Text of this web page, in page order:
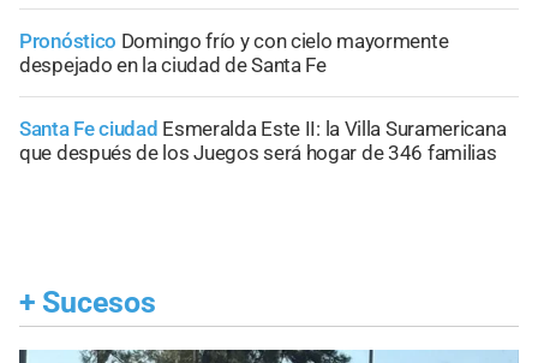
Pronóstico Domingo frío y con cielo mayormente
despejado en la ciudad de Santa Fe
Santa Fe ciudad Esmeralda Este II: la Villa Suramericana
que después de los Juegos será hogar de 346 familias
+ Sucesos